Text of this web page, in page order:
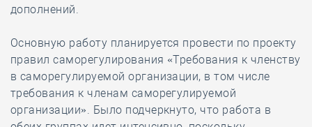
дополнений.
Основную работу планируется провести по проекту
правил саморегулирования «Требования к членству
в саморегулируемой организации, в том числе
требования к членам саморегулируемой
организации». Было подчеркнуто, что работа в